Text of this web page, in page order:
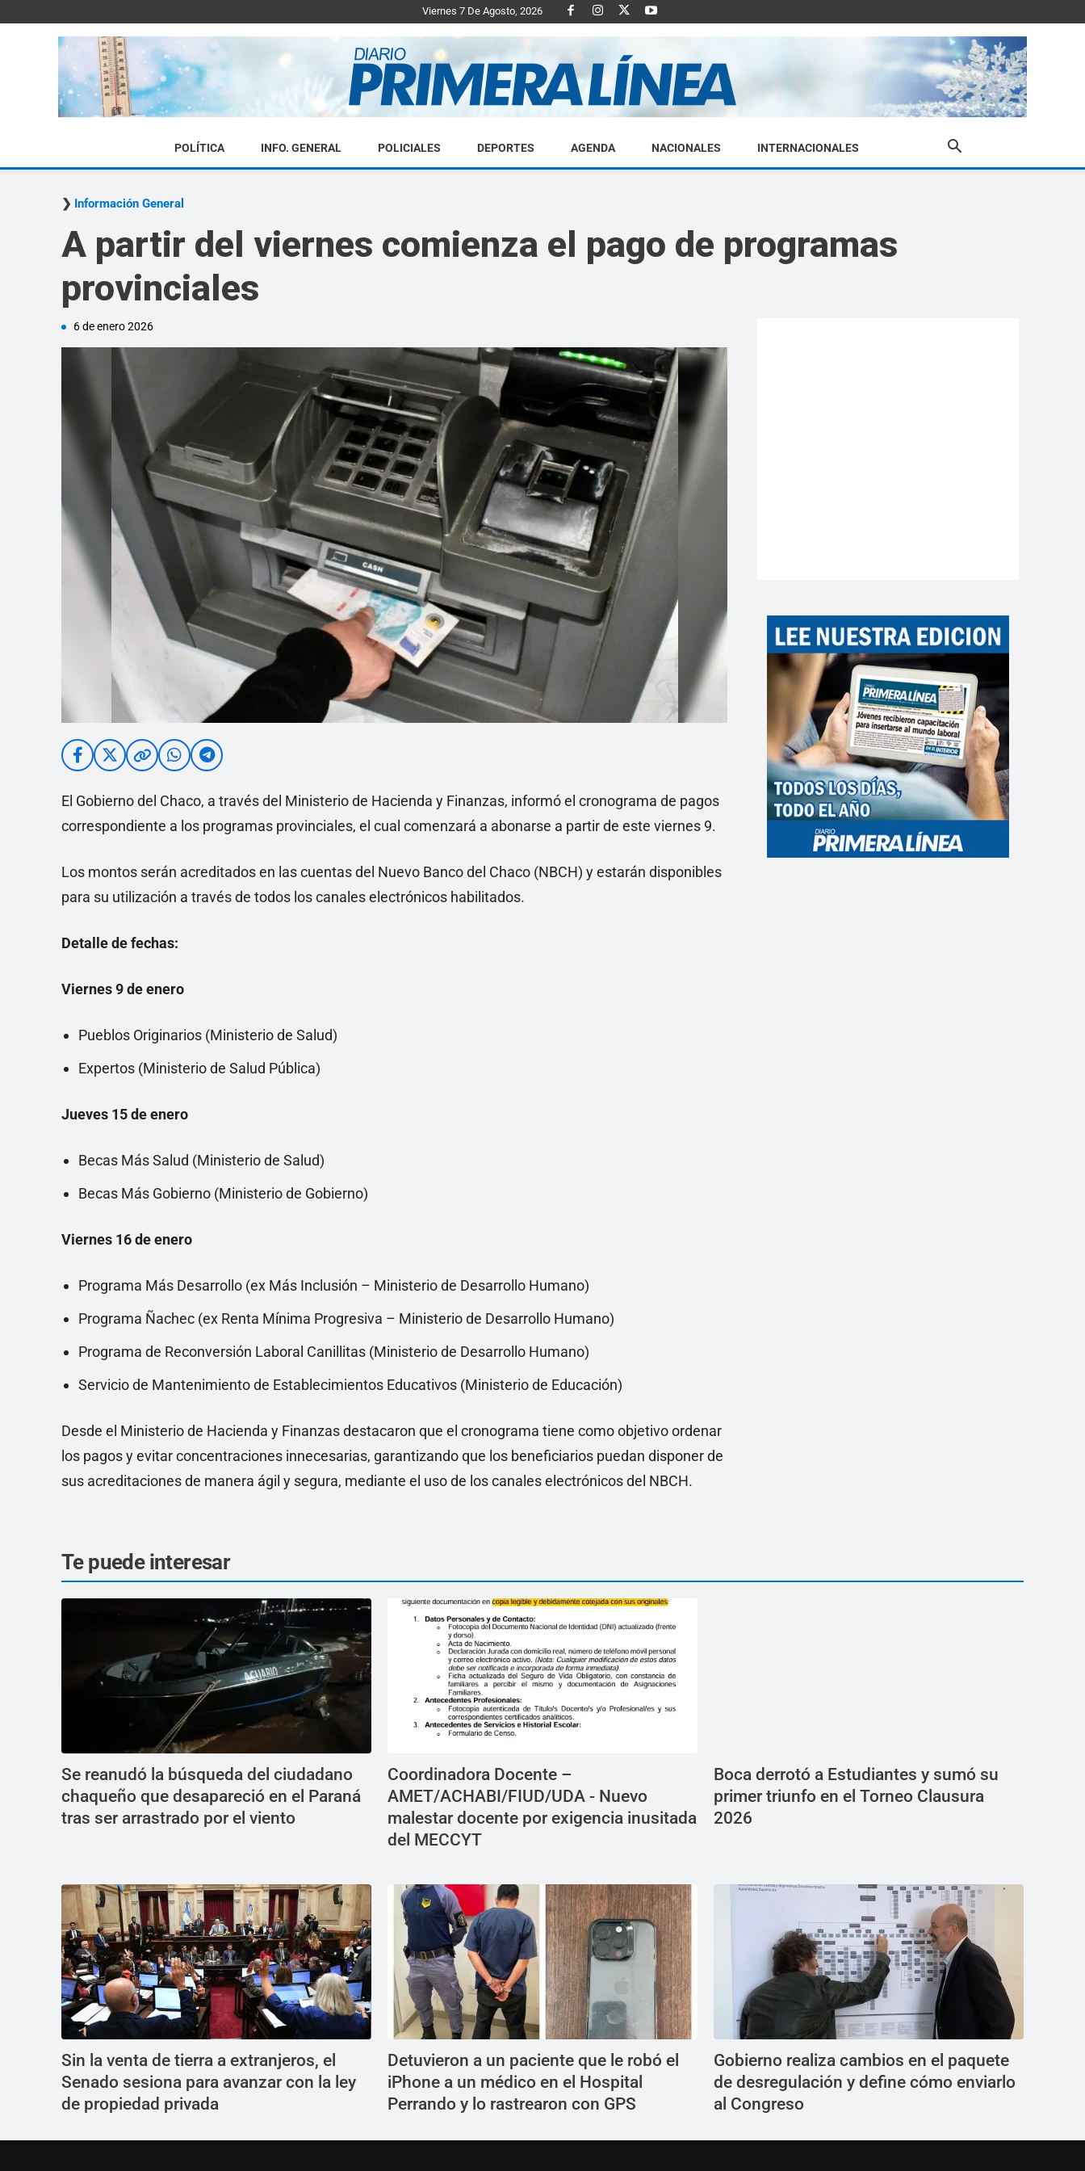
Viernes 7 De Agosto, 2026
Diario
POLÍTICA INFO. GENERAL POLICIALES DEPORTES AGENDA NACIONALES INTERNACIONALES
Información General
A partir del viernes comienza el pago de programas
provinciales
6 de enero 2026
El Gobierno del Chaco, a través del Ministerio de Hacienda y Finanzas, informó el cronograma de pagos
correspondiente a los programas provinciales, el cual comenzará a abonarse a partir de este viernes 9.
Los montos serán acreditados en las cuentas del Nuevo Banco del Chaco (NBCH) y estarán disponibles
para su utilización a través de todos los canales electrónicos habilitados.
Detalle de fechas:
Viernes 9 de enero
Pueblos Originarios (Ministerio de Salud)
Expertos (Ministerio de Salud Pública)
Jueves 15 de enero
Becas Más Salud (Ministerio de Salud)
Becas Más Gobierno (Ministerio de Gobierno)
Viernes 16 de enero
Programa Más Desarrollo (ex Más Inclusión – Ministerio de Desarrollo Humano)
Programa Ñachec (ex Renta Mínima Progresiva – Ministerio de Desarrollo Humano)
Programa de Reconversión Laboral Canillitas (Ministerio de Desarrollo Humano)
Servicio de Mantenimiento de Establecimientos Educativos (Ministerio de Educación)
Desde el Ministerio de Hacienda y Finanzas destacaron que el cronograma tiene como objetivo ordenar
los pagos y evitar concentraciones innecesarias, garantizando que los beneficiarios puedan disponer de
sus acreditaciones de manera ágil y segura, mediante el uso de los canales electrónicos del NBCH.
Te puede interesar
Se reanudó la búsqueda del ciudadano
chaqueño que desapareció en el Paraná
tras ser arrastrado por el viento
Coordinadora Docente –
AMET/ACHABI/FIUD/UDA - Nuevo
malestar docente por exigencia inusitada
del MECCYT
Boca derrotó a Estudiantes y sumó su
primer triunfo en el Torneo Clausura
2026
Sin la venta de tierra a extranjeros, el
Senado sesiona para avanzar con la ley
de propiedad privada
Detuvieron a un paciente que le robó el
iPhone a un médico en el Hospital
Perrando y lo rastrearon con GPS
Gobierno realiza cambios en el paquete
de desregulación y define cómo enviarlo
al Congreso